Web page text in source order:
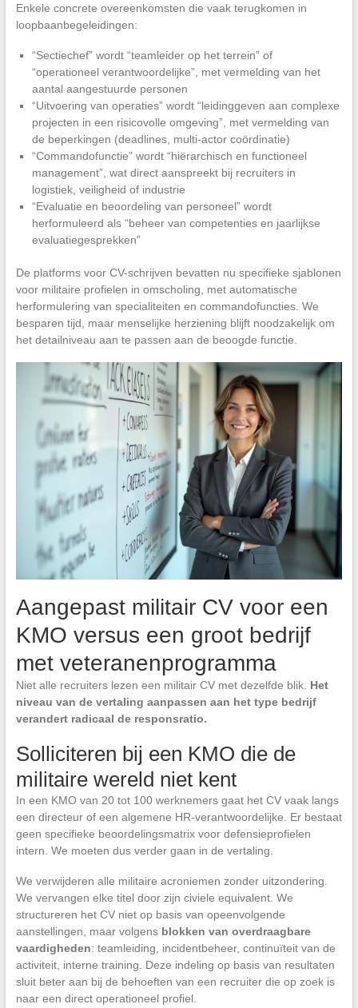
Enkele concrete overeenkomsten die vaak terugkomen in
loopbaanbegeleidingen:
“Sectiechef” wordt “teamleider op het terrein” of
“operationeel verantwoordelijke”, met vermelding van het
aantal aangestuurde personen
“Uitvoering van operaties” wordt “leidinggeven aan complexe
projecten in een risicovolle omgeving”, met vermelding van
de beperkingen (deadlines, multi-actor coördinatie)
“Commandofunctie” wordt “hiërarchisch en functioneel
management”, wat direct aanspreekt bij recruiters in
logistiek, veiligheid of industrie
“Evaluatie en beoordeling van personeel” wordt
herformuleerd als “beheer van competenties en jaarlijkse
evaluatiegesprekken”
De platforms voor CV-schrijven bevatten nu specifieke sjablonen
voor militaire profielen in omscholing, met automatische
herformulering van specialiteiten en commandofuncties. We
besparen tijd, maar menselijke herziening blijft noodzakelijk om
het detailniveau aan te passen aan de beoogde functie.
Aangepast militair CV voor een
KMO versus een groot bedrijf
met veteranenprogramma
Niet alle recruiters lezen een militair CV met dezelfde blik. Het
niveau van de vertaling aanpassen aan het type bedrijf
verandert radicaal de responsratio.
Solliciteren bij een KMO die de
militaire wereld niet kent
In een KMO van 20 tot 100 werknemers gaat het CV vaak langs
een directeur of een algemene HR-verantwoordelijke. Er bestaat
geen specifieke beoordelingsmatrix voor defensieprofielen
intern. We moeten dus verder gaan in de vertaling.
We verwijderen alle militaire acroniemen zonder uitzondering.
We vervangen elke titel door zijn civiele equivalent. We
structureren het CV niet op basis van opeenvolgende
aanstellingen, maar volgens blokken van overdraagbare
vaardigheden: teamleiding, incidentbeheer, continuïteit van de
activiteit, interne training. Deze indeling op basis van resultaten
sluit beter aan bij de behoeften van een recruiter die op zoek is
naar een direct operationeel profiel.